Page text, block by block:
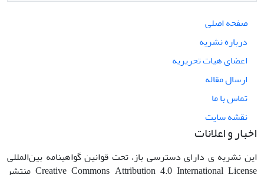
صفحه اصلی
درباره نشریه
اعضای هیات تحریریه
ارسال مقاله
تماس با ما
نقشه سایت
اخبار و اعلانات
این نشریه ی دارای دسترسی باز، تحت قوانین گواهینامه بین‌المللی
Creative Commons Attribution 4.0 International License منتشر